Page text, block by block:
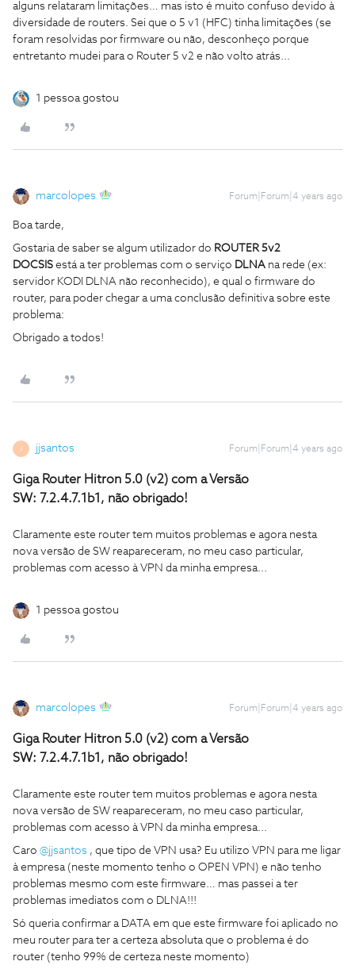
alguns relataram limitações… mas isto é muito confuso devido à
diversidade de routers. Sei que o 5 v1 (HFC) tinha limitações (se
foram resolvidas por firmware ou não, desconheço porque
entretanto mudei para o Router 5 v2 e não volto atrás...
1 pessoa gostou
marcolopes Forum|Forum|4 years ago
Boa tarde,
Gostaria de saber se algum utilizador do ROUTER 5v2
DOCSIS está a ter problemas com o serviço DLNA na rede (ex:
servidor KODI DLNA não reconhecido), e qual o firmware do
router, para poder chegar a uma conclusão definitiva sobre este
problema:
Obrigado a todos!
jjsantos Forum|Forum|4 years ago
Giga Router Hitron 5.0 (v2) com a Versão
SW: 7.2.4.7.1b1, não obrigado!
Claramente este router tem muitos problemas e agora nesta
nova versão de SW reapareceram, no meu caso particular,
problemas com acesso à VPN da minha empresa...
1 pessoa gostou
marcolopes Forum|Forum|4 years ago
Giga Router Hitron 5.0 (v2) com a Versão
SW: 7.2.4.7.1b1, não obrigado!
Claramente este router tem muitos problemas e agora nesta
nova versão de SW reapareceram, no meu caso particular,
problemas com acesso à VPN da minha empresa...
Caro @jjsantos , que tipo de VPN usa? Eu utilizo VPN para me ligar
à empresa (neste momento tenho o OPEN VPN) e não tenho
problemas mesmo com este firmware… mas passei a ter
problemas imediatos com o DLNA!!!
Só queria confirmar a DATA em que este firmware foi aplicado no
meu router para ter a certeza absoluta que o problema é do
router (tenho 99% de certeza neste momento)